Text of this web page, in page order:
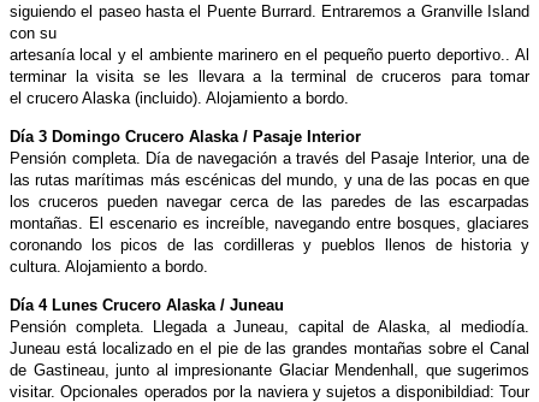
siguiendo el paseo hasta el Puente Burrard. Entraremos a Granville Island
con su
artesanía local y el ambiente marinero en el pequeño puerto deportivo.. Al
terminar la visita se les llevara a la terminal de cruceros para tomar
el crucero Alaska (incluido). Alojamiento a bordo.
Día 3 Domingo Crucero Alaska / Pasaje Interior
Pensión completa. Día de navegación a través del Pasaje Interior, una de
las rutas marítimas más escénicas del mundo, y una de las pocas en que
los cruceros pueden navegar cerca de las paredes de las escarpadas
montañas. El escenario es increíble, navegando entre bosques, glaciares
coronando los picos de las cordilleras y pueblos llenos de historia y
cultura. Alojamiento a bordo.
Día 4 Lunes Crucero Alaska / Juneau
Pensión completa. Llegada a Juneau, capital de Alaska, al mediodía.
Juneau está localizado en el pie de las grandes montañas sobre el Canal
de Gastineau, junto al impresionante Glaciar Mendenhall, que sugerimos
visitar. Opcionales operados por la naviera y sujetos a disponibildiad: Tour